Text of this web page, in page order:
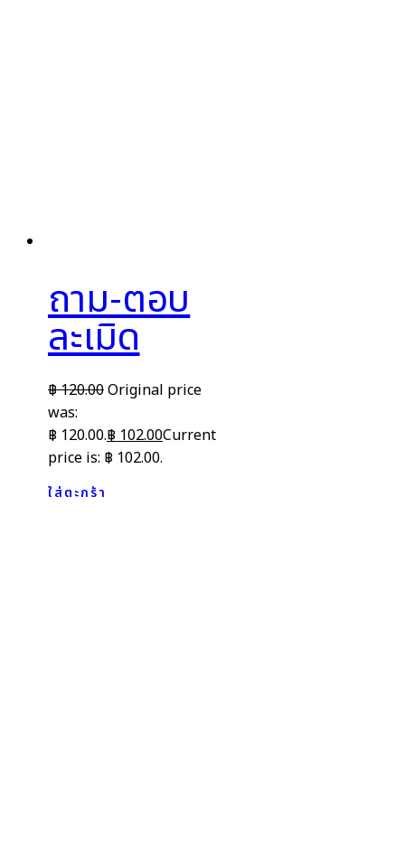
ถาม-ตอบ
ละเมิด
฿120.00Original price
was:
฿ 120.00.฿ 102.00Current
price is: ฿ 102.00.
ใส่ตะกร้า